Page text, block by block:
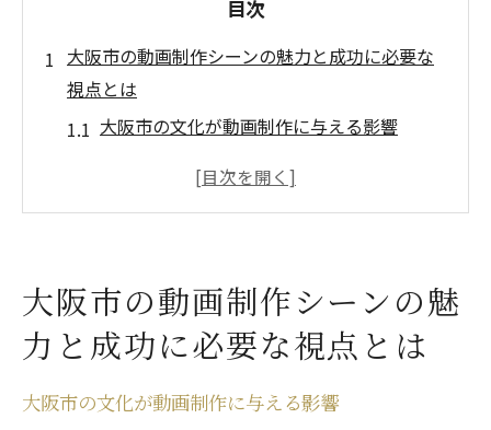
目次
大阪市の動画制作シーンの魅力と成功に必要な
視点とは
大阪市の文化が動画制作に与える影響
活気あふれる大阪市での動画制作のトレン
大阪市での動画制作市場の分析
成功を導くために必要なクリエイティブな
地域特性を活かした大阪市での動画制作の秘訣
大阪市の動画制作シーンの魅
力と成功に必要な視点とは
大阪市の文化が動画制作に与える影響